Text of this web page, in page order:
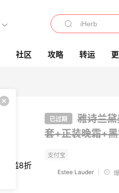
社区 攻略 转运
已过期 雅诗兰
套+正装晚霜+
Estee Lauder